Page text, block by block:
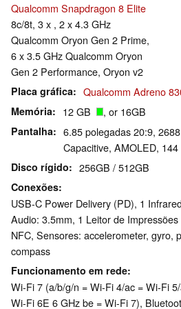
Qualcomm Snapdragon 8 Elite
8c/8t, 3 x , 2 x 4.3 GHz
Qualcomm Oryon Gen 2 Prime,
6 x 3.5 GHz Qualcomm Oryon
Gen 2 Performance, Oryon v2
Placa gráfica Qualcomm Adreno
Memória 12 GB , or 16GB
Pantalha
6.85 polegadas 20:9,
Capacitive, AMOLED, 144
Disco rígido 256GB / 512GB
Conexões
USB-C Power Delivery (PD), 1
Audio: 3.5mm, 1 Leitor de Impressões
NFC, Sensores: accelerometer, gyro,
compass
Funcionamento em rede
Wi-Fi 7 (a/b/g/n = Wi-Fi 4/ac = Wi-Fi
Wi-Fi 6E 6 GHz be = Wi-Fi 7),